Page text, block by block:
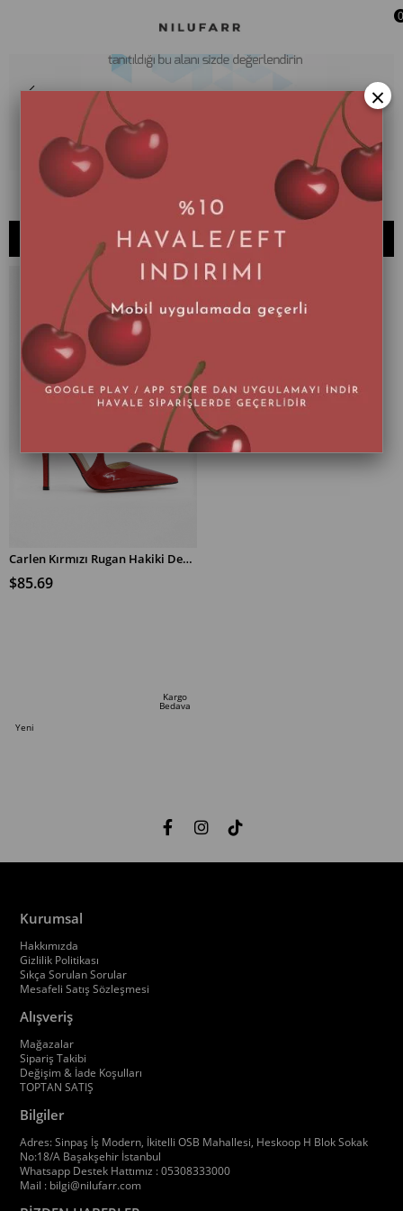
0
057 - X
FILTRELEME
SIRALAMA
Carlen Kırmızı Rugan Hakiki Deri Topuklu Ayakkabı
$85.69
Kargo
Bedava
Yeni
Kurumsal
Hakkımızda
Gizlilik Politikası
Sıkça Sorulan Sorular
Mesafeli Satış Sözleşmesi
Alışveriş
Mağazalar
Sipariş Takibi
Değişim & İade Koşulları
TOPTAN SATIŞ
Bilgiler
Adres: Sinpaş İş Modern, İkitelli OSB Mahallesi, Heskoop H Blok Sokak
No:18/A Başakşehir İstanbul
Whatsapp Destek Hattımız : 05308333000
Mail : bilgi@nilufarr.com
×